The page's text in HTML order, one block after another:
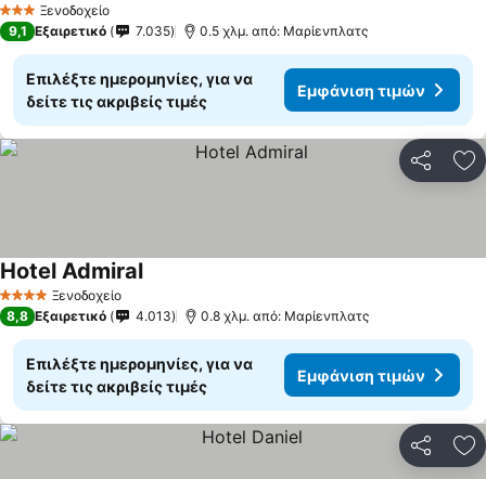
3 ΑστέριαΞενοδοχείο
9,1 Εξαιρετικό 7.035 0.5 χλμ. από: Μαρίενπλατς
Επιλέξτε ημερομηνίες, για να
δείτε τις ακριβείς τιμές
Εμφάνιση τιμών
4 ΑστέριαΞενοδοχείο
Hotel Admiral
8,8 Εξαιρετικό 4.013 0.8 χλμ. από: Μαρίενπλατς
Επιλέξτε ημερομηνίες, για να
δείτε τις ακριβείς τιμές
Εμφάνιση τιμών